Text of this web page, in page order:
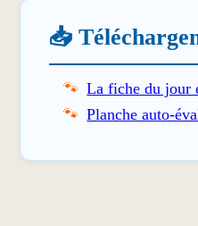
📥
La fiche du jour
Planche auto-